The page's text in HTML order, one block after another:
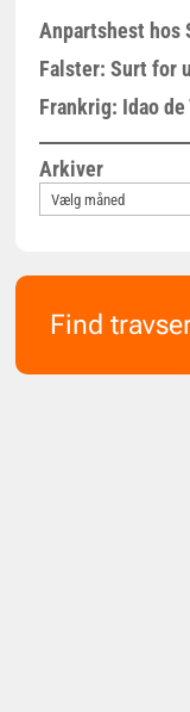
Anpartshest hos
Falster: Surt for
Frankrig: Idao
Arkiver
Find